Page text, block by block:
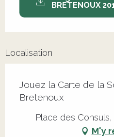
BRETENOUX
Localisation
Jouez la Carte de la
Bretenoux
Place des
M'y